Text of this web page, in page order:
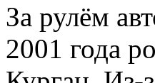
За рулём
2001 года